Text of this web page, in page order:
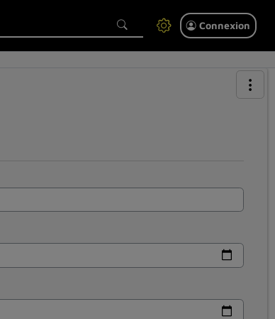
Connexion